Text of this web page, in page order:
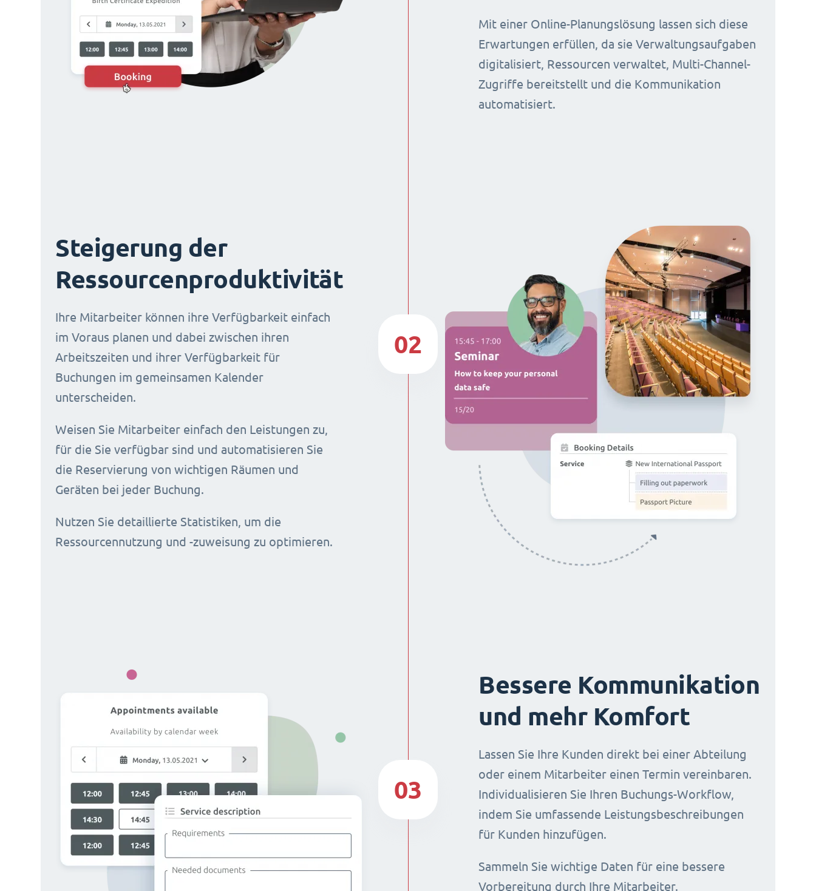
Mit einer Online-Planungslösung lassen sich diese
Erwartungen erfüllen, da sie Verwaltungsaufgaben
digitalisiert, Ressourcen verwaltet, Multi-Channel-
Zugriffe bereitstellt und die Kommunikation
automatisiert.
Steigerung der
Ressourcenproduktivität
Ihre Mitarbeiter können ihre Verfügbarkeit einfach
im Voraus planen und dabei zwischen ihren
Arbeitszeiten und ihrer Verfügbarkeit für
Buchungen im gemeinsamen Kalender
unterscheiden.
Weisen Sie Mitarbeiter einfach den Leistungen zu,
für die Sie verfügbar sind und automatisieren Sie
die Reservierung von wichtigen Räumen und
Geräten bei jeder Buchung.
Nutzen Sie detaillierte Statistiken, um die
Ressourcennutzung und -zuweisung zu optimieren.
02
Bessere Kommunikation
und mehr Komfort
Lassen Sie Ihre Kunden direkt bei einer Abteilung
oder einem Mitarbeiter einen Termin vereinbaren.
Individualisieren Sie Ihren Buchungs-Workflow,
indem Sie umfassende Leistungsbeschreibungen
für Kunden hinzufügen.
Sammeln Sie wichtige Daten für eine bessere
Vorbereitung durch Ihre Mitarbeiter.
03